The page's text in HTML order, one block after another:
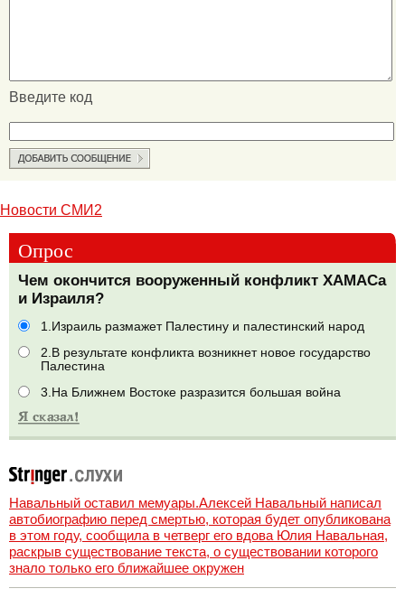
Введите код
Новости СМИ2
Опрос
Чем окончится вооруженный конфликт ХАМАСа
и Израиля?
1.Израиль размажет Палестину и палестинский народ
2.В результате конфликта возникнет новое государство
Палестина
3.На Ближнем Востоке разразится большая война
Навальный оставил мемуары.Алексей Навальный написал
автобиографию перед смертью, которая будет опубликована
в этом году, сообщила в четверг его вдова Юлия Навальная,
раскрыв существование текста, о существовании которого
знало только его ближайшее окружен